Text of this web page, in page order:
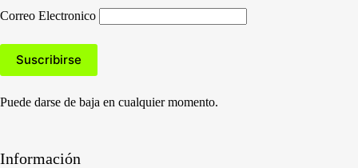
Correo Electronico
Puede darse de baja en cualquier momento.
Información